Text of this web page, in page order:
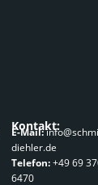
Kontakt:
E-Mail:
diehler.de
Telefon:+49 69
6470